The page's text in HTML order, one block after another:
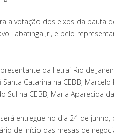
a votação dos eixos da pauta
Tabatinga Jr., e pelo
da Fetraf Rio de
Catarina na CEBB,
Sul na CEBB, Maria Aparecida
entregue no dia 24 de junho,
de início das mesas de